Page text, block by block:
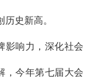
史新高。
响力，深化社会
，今年第七届大会